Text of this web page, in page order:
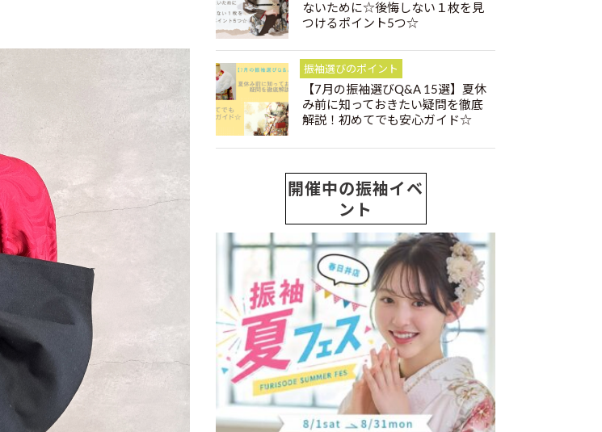
ないために☆後悔しない１枚を見
つけるポイント5つ☆
振袖選びのポイント
【7月の振袖選びQ&A 15選】夏休
み前に知っておきたい疑問を徹底
解説！初めてでも安心ガイド☆
開催中の振袖イベ
ント